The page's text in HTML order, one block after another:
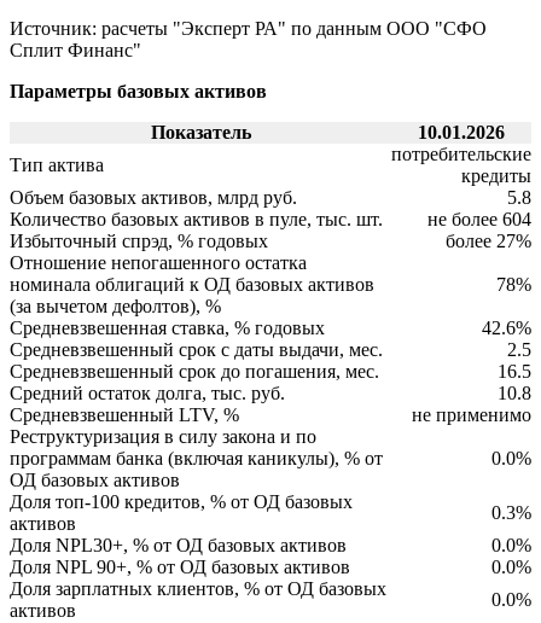
Источник: расчеты "Эксперт РА" по данным ООО "СФО
Сплит Финанс"
Параметры базовых активов
Показатель
10.01.2026
Тип актива
потребительские
кредиты
Объем базовых активов, млрд руб.
5.8
Количество базовых активов в пуле, тыс. шт.
не более 604
Избыточный спрэд, % годовых
более 27%
Отношение непогашенного остатка
номинала облигаций к ОД базовых активов
(за вычетом дефолтов), %
78%
Средневзвешенная ставка, % годовых
42.6%
Средневзвешенный срок с даты выдачи, мес.
2.5
Средневзвешенный срок до погашения, мес.
16.5
Средний остаток долга, тыс. руб.
10.8
Средневзвешенный LTV, %
не применимо
Реструктуризация в силу закона и по
программам банка (включая каникулы), % от
ОД базовых активов
0.0%
Доля топ-100 кредитов, % от ОД базовых
активов
0.3%
Доля NPL30+, % от ОД базовых активов
0.0%
Доля NPL 90+, % от ОД базовых активов
0.0%
Доля зарплатных клиентов, % от ОД базовых
активов
0.0%